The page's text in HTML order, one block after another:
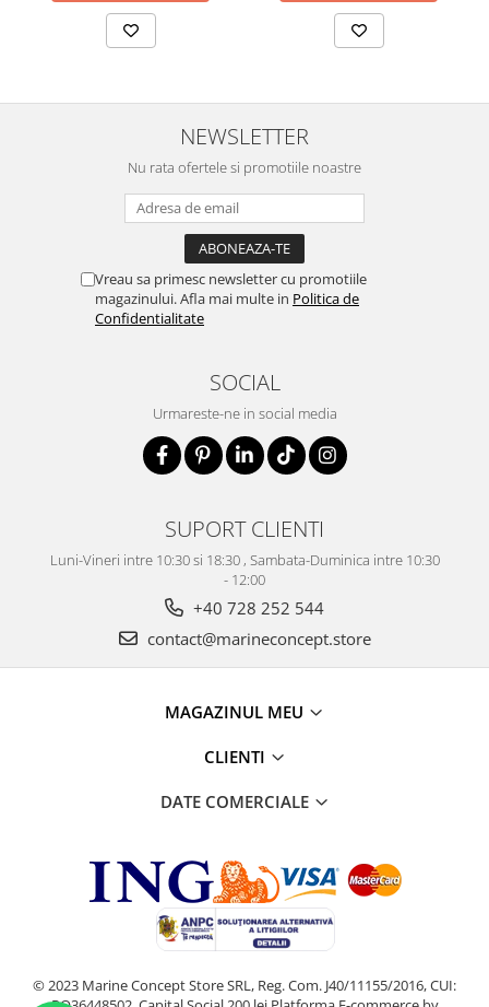
NEWSLETTER
Nu rata ofertele si promotiile noastre
Vreau sa primesc newsletter cu promotiile
magazinului. Afla mai multe in Politica de
Confidentialitate
SOCIAL
Urmareste-ne in social media
SUPORT CLIENTI
Luni-Vineri intre 10:30 si 18:30 , Sambata-Duminica intre 10:30
- 12:00
+40 728 252 544
contact@marineconcept.store
MAGAZINUL MEU
CLIENTI
DATE COMERCIALE
© 2023 Marine Concept Store SRL, Reg. Com. J40/11155/2016, CUI: